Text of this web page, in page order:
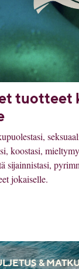
tuotteet
koostasi,
sijainnistasi,
jokaiselle.
&